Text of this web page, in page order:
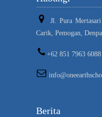
Jl. Pura
Carik, Pemogan,
+62 851 7963 6088
Berita